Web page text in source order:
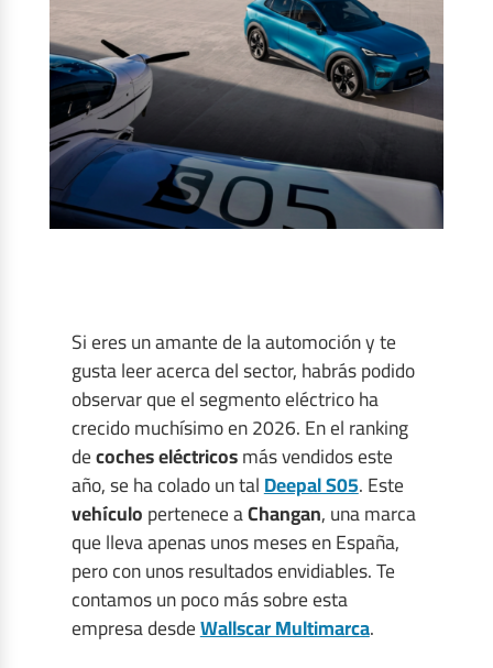
Si eres un amante de la automoción y te
gusta leer acerca del sector, habrás podido
observar que el segmento eléctrico ha
crecido muchísimo en 2026. En el ranking
decoches eléctricosmás vendidos este
año, se ha colado un talDeepal S05. Este
vehículopertenece aChangan, una marca
que lleva apenas unos meses en España,
pero con unos resultados envidiables. Te
contamos un poco más sobre esta
empresa desdeWallscar Multimarca.